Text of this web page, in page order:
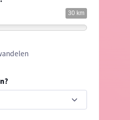
30 km